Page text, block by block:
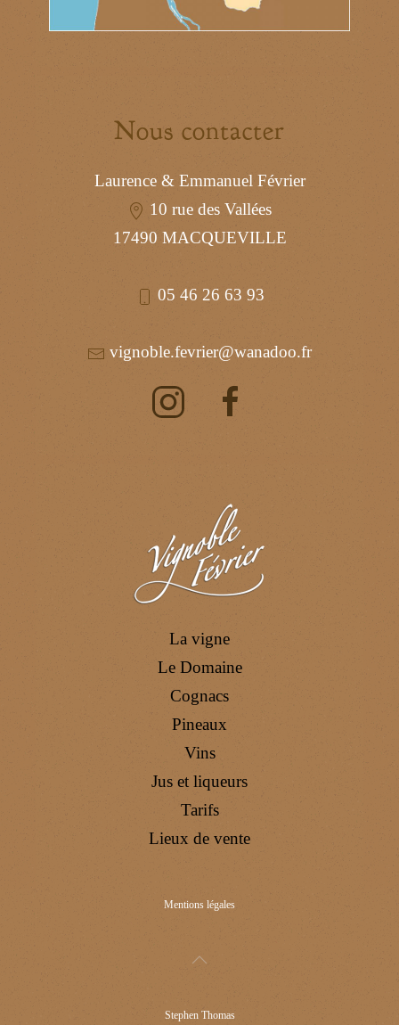
Nous contacter
Laurence & Emmanuel Février
10 rue des Vallées
17490 MACQUEVILLE
05 46 26 63 93
vignoble.fevrier@wanadoo.fr
La vigne
Le Domaine
Cognacs
Pineaux
Vins
Jus et liqueurs
Tarifs
Lieux de vente
Mentions légales
Stephen Thomas